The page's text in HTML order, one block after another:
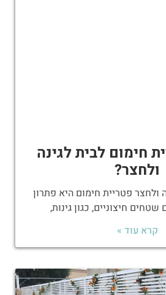
חימום לבית לגינה
ולחצר?
ולחצר פטריית חימום היא פתרון
שטחים חיצוניים, כגון גינות,
קרא עוד »